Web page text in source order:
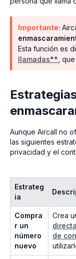
Importante:
Esta función es
llamadas** ,
Aunque Aircall no
las siguientes
privacidad y el
Estrateg
ia
Compra
r un
número
nuevo
Crea
de